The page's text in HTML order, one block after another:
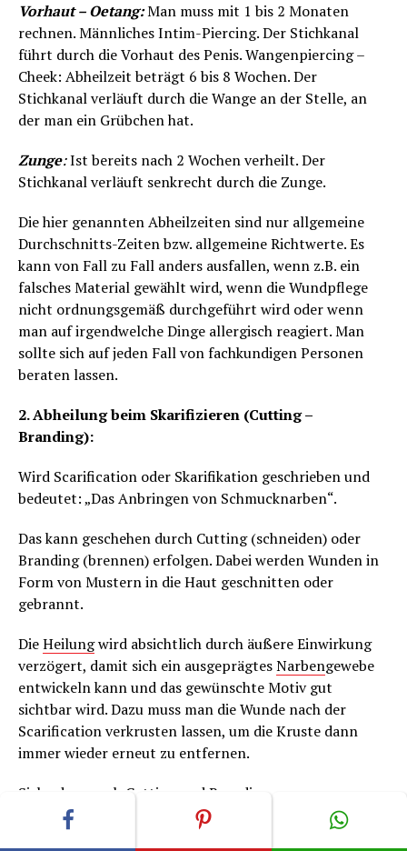
Vorhaut – Oetang:Man muss mit 1 bis 2 Monaten
rechnen. Männliches Intim-Piercing. Der Stichkanal
führt durch die Vorhaut des Penis. Wangenpiercing –
Cheek: Abheilzeit beträgt 6 bis 8 Wochen. Der
Stichkanal verläuft durch die Wange an der Stelle, an
der man ein Grübchen hat.
Zunge:Ist bereits nach 2 Wochen verheilt. Der
Stichkanal verläuft senkrecht durch die Zunge.
Die hier genannten Abheilzeiten sind nur allgemeine
Durchschnitts-Zeiten bzw. allgemeine Richtwerte. Es
kann von Fall zu Fall anders ausfallen, wenn z.B. ein
falsches Material gewählt wird, wenn die Wundpflege
nicht ordnungsgemäß durchgeführt wird oder wenn
man auf irgendwelche Dinge allergisch reagiert. Man
sollte sich auf jeden Fall von fachkundigen Personen
beraten lassen.
2. Abheilung beim Skarifizieren (Cutting –
Branding):
Wird Scarification oder Skarifikation geschrieben und
bedeutet: „Das Anbringen von Schmucknarben“.
Das kann geschehen durch Cutting (schneiden) oder
Branding (brennen) erfolgen. Dabei werden Wunden in
Form von Mustern in die Haut geschnitten oder
gebrannt.
DieHeilungwird absichtlich durch äußere Einwirkung
verzögert, damit sich ein ausgeprägtesNarbengewebe
entwickeln kann und das gewünschte Motiv gut
sichtbar wird. Dazu muss man die Wunde nach der
Scarification verkrusten lassen, um die Kruste dann
immer wieder erneut zu entfernen.
Siehe dazu auch Cutting und Branding.
Diese Information ist aus dem
Tätowiermagazin